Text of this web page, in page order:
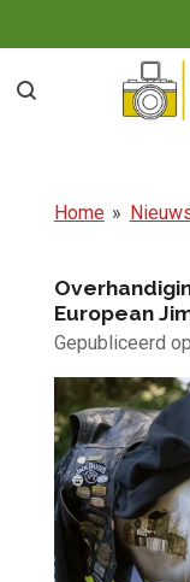
direct
naar
Home »
European
Gepubliceerd